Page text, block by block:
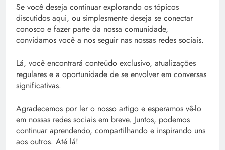
Se você deseja continuar explorando os tópicos
discutidos aqui, ou simplesmente deseja se conectar
conosco e fazer parte da nossa comunidade,
convidamos você a nos seguir nas nossas redes sociais.
Lá, você encontrará conteúdo exclusivo, atualizações
regulares e a oportunidade de se envolver em conversas
significativas.
Agradecemos por ler o nosso artigo e esperamos vê-lo
em nossas redes sociais em breve. Juntos, podemos
continuar aprendendo, compartilhando e inspirando uns
aos outros. Até lá!